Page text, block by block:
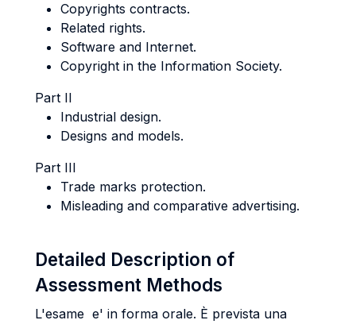
Copyrights contracts.
Related rights.
Software and Internet.
Copyright in the Information Society.
Part II
Industrial design.
Designs and models.
Part III
Trade marks protection.
Misleading and comparative advertising.
Detailed Description of
Assessment Methods
L'esame e' in forma orale. È prevista una